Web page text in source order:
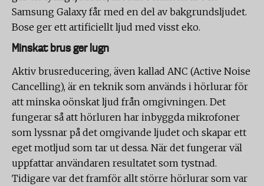
Samsung Galaxy får med en del av bakgrundsljudet.
Bose ger ett artificiellt ljud med visst eko.
Minskat brus ger lugn
Aktiv brusreducering, även kallad ANC (Active Noise
Cancelling), är en teknik som används i hörlurar för
att minska oönskat ljud från omgivningen. Det
fungerar så att hörluren har inbyggda mikrofoner
som lyssnar på det omgivande ljudet och skapar ett
eget motljud som tar ut dessa. När det fungerar väl
uppfattar användaren resultatet som tystnad.
Tidigare var det framför allt större hörlurar som var